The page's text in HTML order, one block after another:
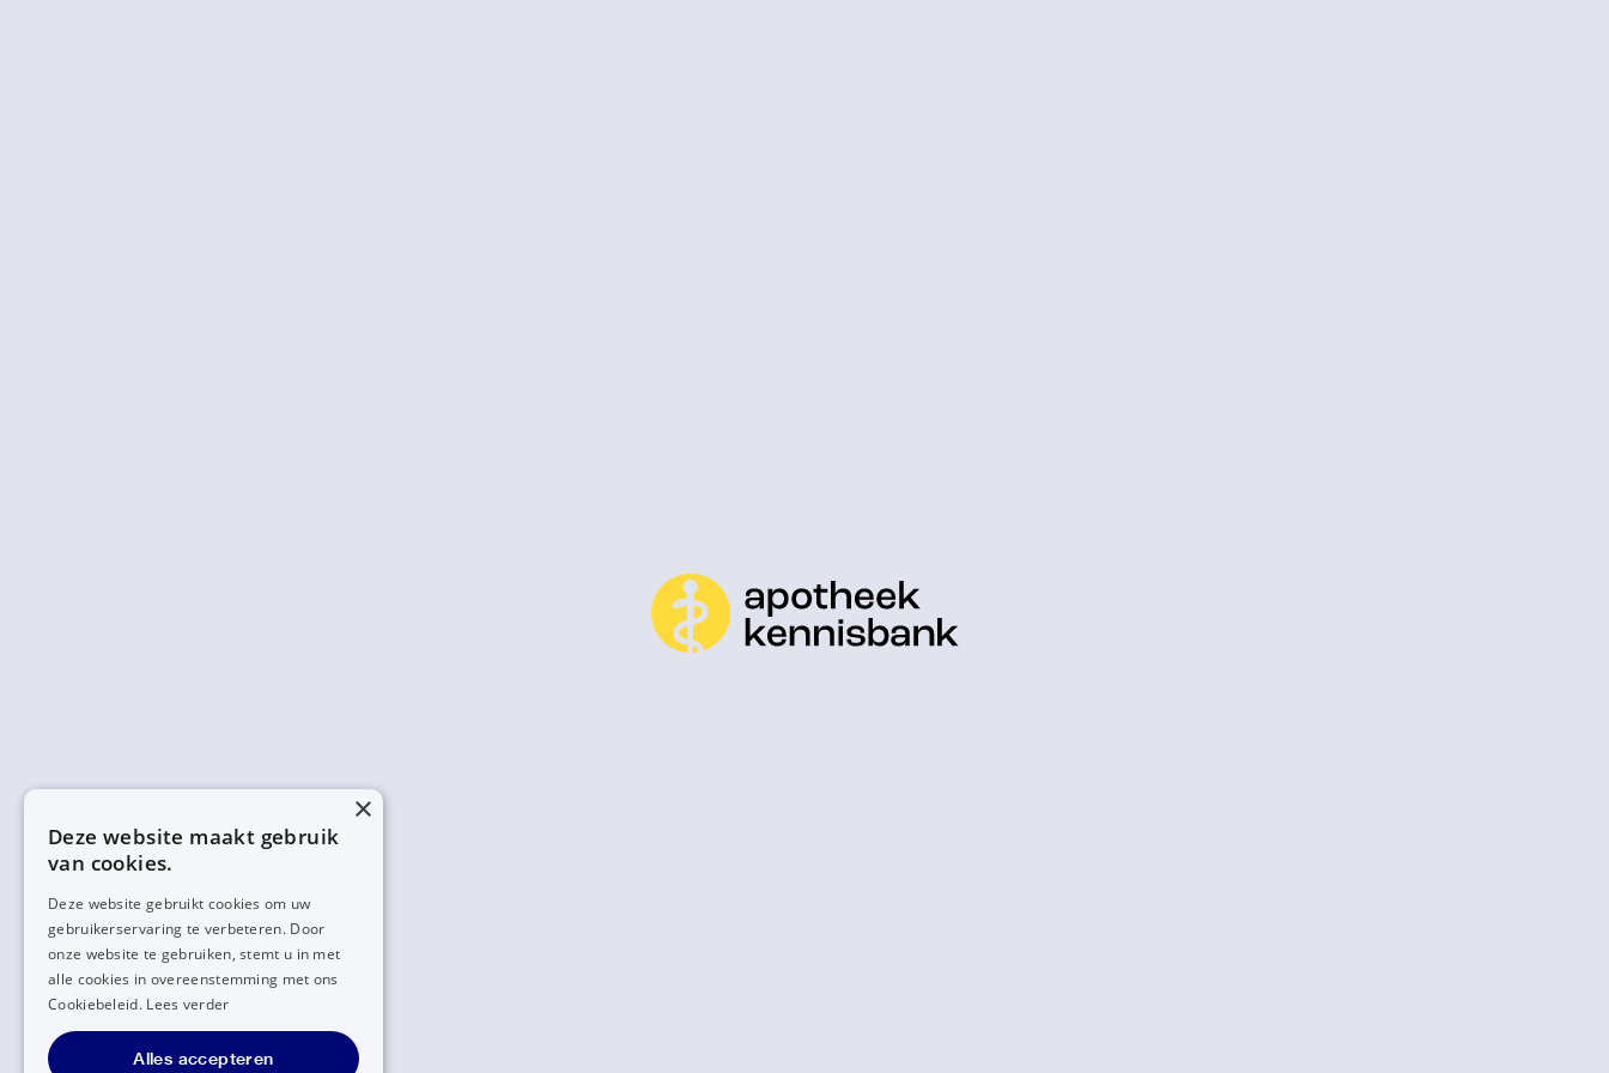
×
Deze website maakt gebruik
van cookies.
Deze website gebruikt cookies om uw
gebruikerservaring te verbeteren. Door
onze website te gebruiken, stemt u in met
alle cookies in overeenstemming met ons
Cookiebeleid. Lees verder
Alles accepteren